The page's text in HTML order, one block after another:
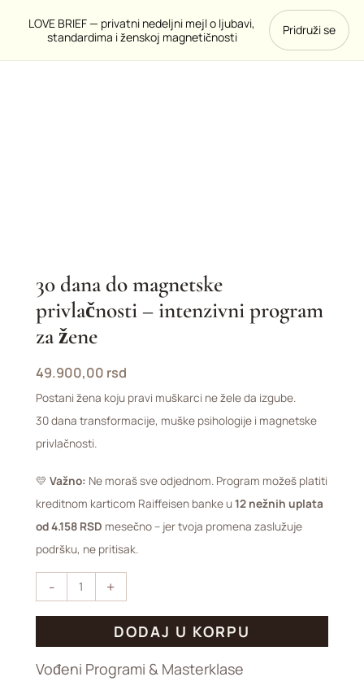
LOVE BRIEF — privatni nedeljni mejl o ljubavi,
standardima i ženskoj magnetičnosti
Pridruži se
sadržaj
30 dana do magnetske
privlačnosti – intenzivni program
za žene
49.900,00 rsd
Postani žena koju pravi muškarci ne žele da izgube.
30 dana transformacije, muške psihologije i magnetske
privlačnosti.
💛 Važno: Ne moraš sve odjednom. Program možeš platiti
kreditnom karticom Raiffeisen banke u12 nežnih uplata
od 4.158 RSD mesečno – jer tvoja promena zaslužuje
podršku, ne pritisak.
-
privlačnosti
–
intenzivni
program
za
žene
količina
+
DODAJ U KORPU
Vođeni Programi & Masterklase